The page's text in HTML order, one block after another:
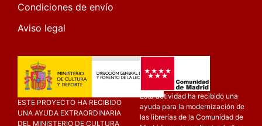
Condiciones de envío
Aviso legal
ESTE PROYECTO HA RECIBIDO
UNA AYUDA EXTRAORDINARIA
DEL MINISTERIO DE CULTURA
Esta actividad ha recibido una
ayuda para la modernización de
las librerías de la Comunidad de